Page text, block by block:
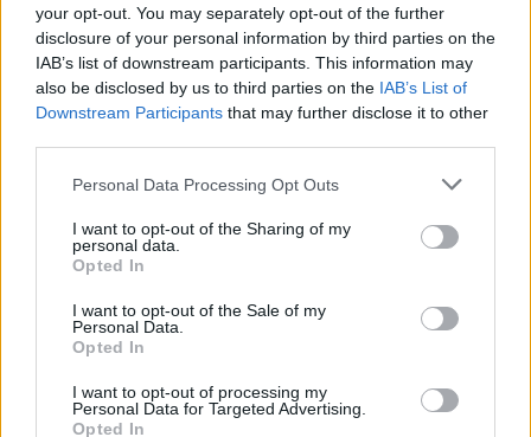
your opt-out. You may separately opt-out of the further
disclosure of your personal information by third parties on the
IAB’s list of downstream participants. This information may
also be disclosed by us to third parties on the IAB’s List of
Downstream Participants that may further disclose it to other
Please note that this website/app uses one or more Google
not limited to your visit or usage behaviour. You may click to
grant or deny consent to Google and its third-party tags to
use your data for below specified purposes in below Google
consent section.
Personal Data Processing Opt Outs
I want to opt-out of the Sharing of my
personal data.
Opted In
I want to opt-out of the Sale of my
Personal Data.
Opted In
I want to opt-out of processing my
Personal Data for Targeted Advertising.
Opted In
19:40
Litening: Η Αμερικανική Αεροπορία
επενδύει σε ένα από τα πλέον
διαδεδομένα ατρακτίδια στοχοποίησης
ΣΑΝ ΣΗΜΕΡΑ – 6 Αυγούστου 1777:
ινδιάνικο εμφύλιο